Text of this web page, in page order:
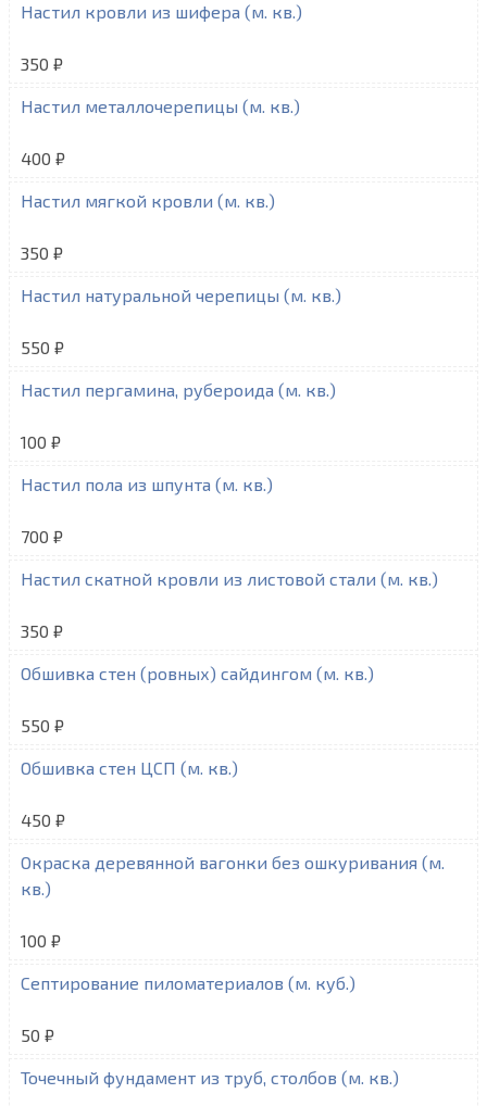
Настил кровли из шифера (м. кв.)
350 ₽
Настил металлочерепицы (м. кв.)
400 ₽
Настил мягкой кровли (м. кв.)
350 ₽
Настил натуральной черепицы (м. кв.)
550 ₽
Настил пергамина, рубероида (м. кв.)
100 ₽
Настил пола из шпунта (м. кв.)
700 ₽
Настил скатной кровли из листовой стали (м. кв.)
350 ₽
Обшивка стен (ровных) сайдингом (м. кв.)
550 ₽
Обшивка стен ЦСП (м. кв.)
450 ₽
Окраска деревянной вагонки без ошкуривания (м.
кв.)
100 ₽
Септирование пиломатериалов (м. куб.)
50 ₽
Точечный фундамент из труб, столбов (м. кв.)